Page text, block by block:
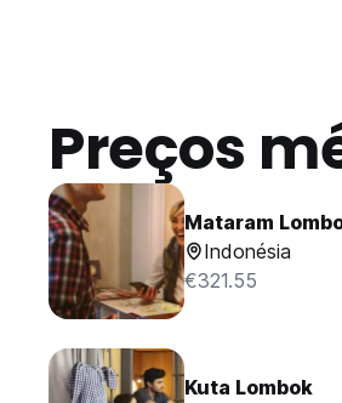
Preços
Mataram
Indonésia
€321.55
Kuta Lombok